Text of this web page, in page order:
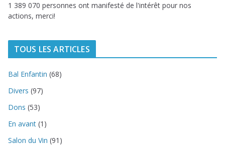
1 389 070 personnes ont manifesté de l'intérêt pour nos
actions, merci!
TOUS LES ARTICLES
Bal Enfantin (68)
Divers (97)
Dons (53)
En avant (1)
Salon du Vin (91)